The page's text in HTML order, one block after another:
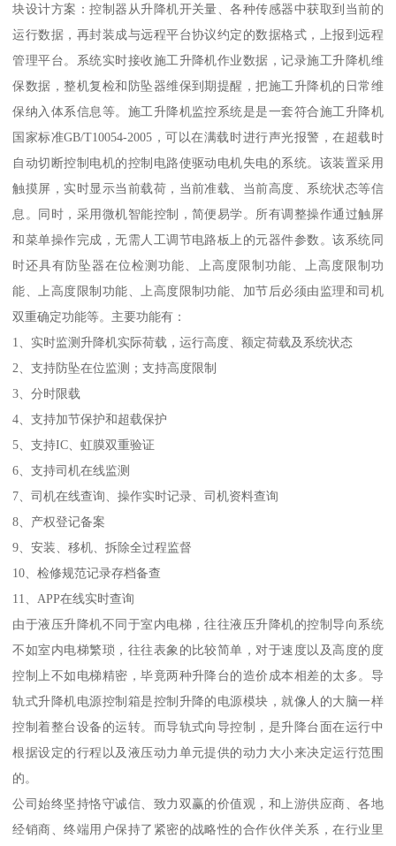
块设计方案：控制器从升降机开关量、各种传感器中获取到当前的
运行数据，再封装成与远程平台协议约定的数据格式，上报到远程
管理平台。系统实时接收施工升降机作业数据，记录施工升降机维
保数据，整机复检和防坠器维保到期提醒，把施工升降机的日常维
保纳入体系信息等。施工升降机监控系统是是一套符合施工升降机
国家标准GB/T10054-2005，可以在满载时进行声光报警，在超载时
自动切断控制电机的控制电路使驱动电机失电的系统。该装置采用
触摸屏，实时显示当前载荷，当前准载、当前高度、系统状态等信
息。同时，采用微机智能控制，简便易学。所有调整操作通过触屏
和菜单操作完成，无需人工调节电路板上的元器件参数。该系统同
时还具有防坠器在位检测功能、上高度限制功能、上高度限制功
能、上高度限制功能、上高度限制功能、加节后必须由监理和司机
双重确定功能等。主要功能有：
1、实时监测升降机实际荷载，运行高度、额定荷载及系统状态
2、支持防坠在位监测；支持高度限制
3、分时限载
4、支持加节保护和超载保护
5、支持IC、虹膜双重验证
6、支持司机在线监测
7、司机在线查询、操作实时记录、司机资料查询
8、产权登记备案
9、安装、移机、拆除全过程监督
10、检修规范记录存档备查
11、APP在线实时查询
由于液压升降机不同于室内电梯，往往液压升降机的控制导向系统
不如室内电梯繁琐，往往表象的比较简单，对于速度以及高度的度
控制上不如电梯精密，毕竟两种升降台的造价成本相差的太多。导
轨式升降机电源控制箱是控制升降的电源模块，就像人的大脑一样
控制着整台设备的运转。而导轨式向导控制，是升降台面在运行中
根据设定的行程以及液压动力单元提供的动力大小来决定运行范围
的。
公司始终坚持恪守诚信、致力双赢的价值观，和上游供应商、各地
经销商、终端用户保持了紧密的战略性的合作伙伴关系，在行业里